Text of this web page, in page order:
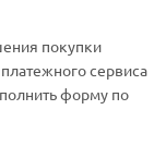
покупки
сервиса
форму по